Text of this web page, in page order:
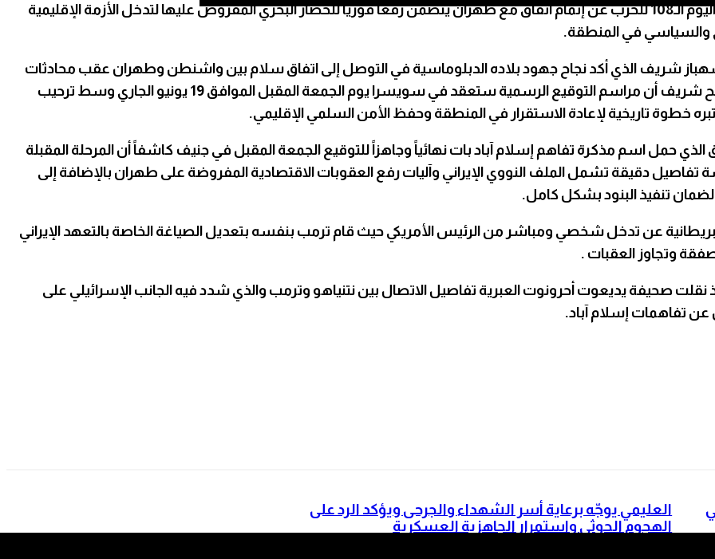
جاء الموقف الإسرائيلي بالتزامن مع إعلان الرئيس ترمب في اليوم الـ108 للحرب عن إتمام اتفاق مع طهران يتضمن رفعاً فورياً للحصار البحري المفروض عليها لتدخل الأزمة الإقليمية
والسياسي في المنطقة.
شريف الذي أكد نجاح جهود بلاده الدبلوماسية في التوصل إلى اتفاق سلام بين واشنطن وطهران عقب محادثات
مكثفة وماراثونية أثمرت عن صياغة مسودة نهائية حيث أوضح شريف أن مراسم التوقيع الرسمية ستعقد في سويسرا يوم الجمعة المقبل الموافق 19 يونيو الجاري وسط ترحيب
خطوة تاريخية لإعادة الاستقرار في المنطقة وحفظ الأمن السلمي الإقليمي.
الذي حمل اسم مذكرة تفاهم إسلام آباد بات نهائياً وجاهزاً للتوقيع الجمعة المقبل في جنيف كاشفاً أن المرحلة المقبلة
دقيقة تشمل الملف النووي الإيراني وآليات رفع العقوبات الاقتصادية المفروضة على طهران بالإضافة إلى
تنفيذ البنود بشكل كامل.
عن تدخل شخصي ومباشر من الرئيس الأمريكي حيث قام ترمب بنفسه بتعديل الصياغة الخاصة بالتعهد الإيراني
وتجاوز العقبات .
صحيفة يديعوت أحرونوت العبرية تفاصيل الاتصال بين نتنياهو وترمب والذي شدد فيه الجانب الإسرائيلي على
عن تفاهمات إسلام آباد.
في
العليمي يوجّه برعاية أسر الشهداء والجرحى ويؤكد الرد على
الهجوم الحوثي واستمرار الجاهزية العسكرية